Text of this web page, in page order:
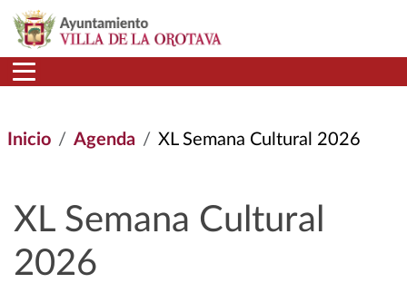
Pasar al contenido principal
Inicio Agenda XL Semana Cultural 2026
XL Semana Cultural
2026